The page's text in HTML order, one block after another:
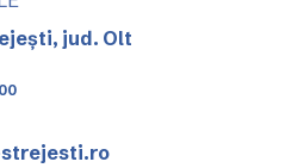
jud. Olt
00